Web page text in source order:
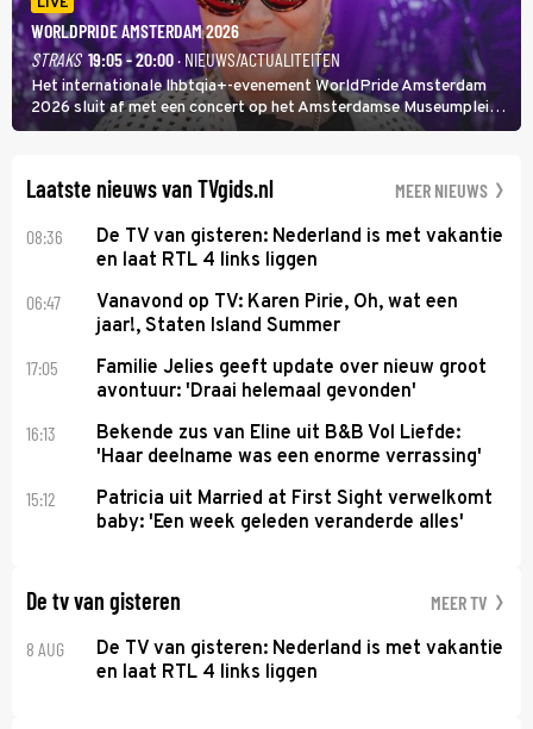
WORLDPRIDE AMSTERDAM 2026
STRAKS 19:05 - 20:00· NIEUWS/ACTUALITEITEN
Het internationale lhbtqia+-evenement WorldPride Amsterdam
2026 sluit af met een concert op het Amsterdamse Museumplein.
Anita Doth is een van de optredende artiesten. In de jaren 90
Laatste nieuws van TVgids.nl MEER NIEUWS
08:36
De TV van gisteren: Nederland is met vakantie
en laat RTL 4 links liggen
06:47
Vanavond op TV: Karen Pirie, Oh, wat een
jaar!, Staten Island Summer
17:05
Familie Jelies geeft update over nieuw groot
avontuur: 'Draai helemaal gevonden'
16:13
Bekende zus van Eline uit B&B Vol Liefde:
'Haar deelname was een enorme verrassing'
15:12
Patricia uit Married at First Sight verwelkomt
baby: 'Een week geleden veranderde alles'
De tv van gisteren MEER TV
8 AUG
De TV van gisteren: Nederland is met vakantie
en laat RTL 4 links liggen